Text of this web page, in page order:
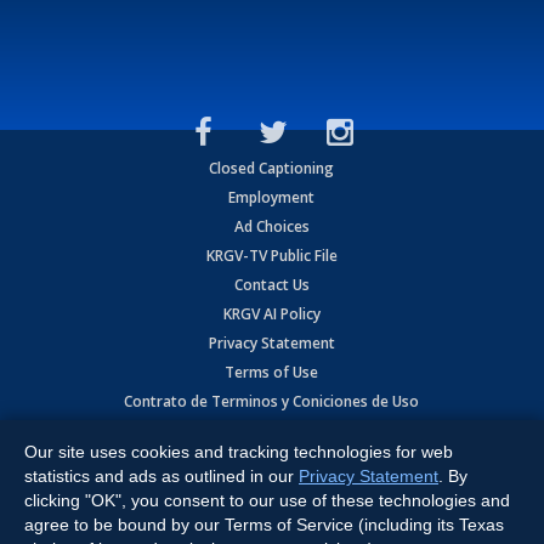
Closed Captioning
Employment
Ad Choices
KRGV-TV Public File
Contact Us
KRGV AI Policy
Privacy Statement
Terms of Use
Contrato de Terminos y Coniciones de Uso
Copyright2026MOBILE VIDEO TAPES, INC. (dba KRGV), 900 East
Expressway, Weslaco, TX 78596.
All Rights Reserved. Powered by:Ruby Shore Software
Our site uses cookies and tracking technologies for web
statistics and ads as outlined in our Privacy Statement . By
clicking "OK", you consent to our use of these technologies and
agree to be bound by our Terms of Service (including its Texas